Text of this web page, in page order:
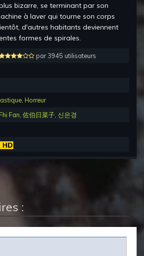
bizarre, se terminant par son
à laver qui tourne son corps
d'autres habitants deviennent
formes de spirales.
par 3945 utilisateurs
Horreur
Fhi Fan 佐伯日菜子 신은경
: